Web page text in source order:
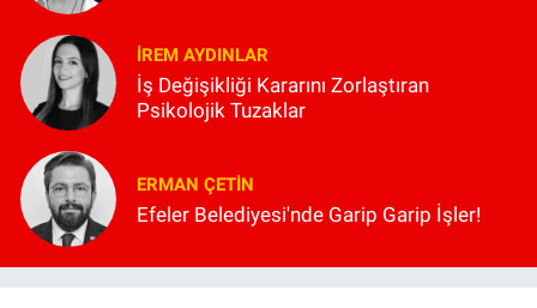
İREM AYDINLAR
İş Değişikliği Kararını Zorlaştıran
Psikolojik Tuzaklar
ERMAN ÇETIN
Efeler Belediyesi'nde Garip Garip İşler!